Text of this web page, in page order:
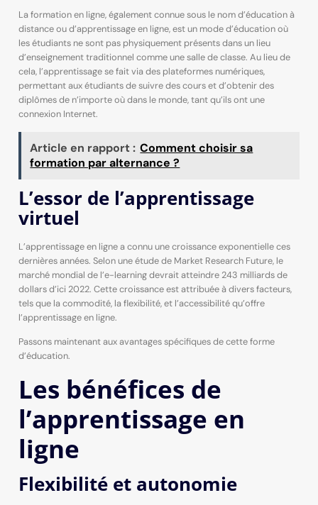
La formation en ligne, également connue sous le nom d’éducation à
distance ou d’apprentissage en ligne, est un mode d’éducation où
les étudiants ne sont pas physiquement présents dans un lieu
d’enseignement traditionnel comme une salle de classe. Au lieu de
cela, l’apprentissage se fait via des plateformes numériques,
permettant aux étudiants de suivre des cours et d’obtenir des
diplômes de n’importe où dans le monde, tant qu’ils ont une
connexion Internet.
Article en rapport : Comment choisir sa
formation par alternance ?
L’essor de l’apprentissage
virtuel
L’apprentissage en ligne a connu une croissance exponentielle ces
dernières années. Selon une étude de Market Research Future, le
marché mondial de l’e-learning devrait atteindre 243 milliards de
dollars d’ici 2022. Cette croissance est attribuée à divers facteurs,
tels que la commodité, la flexibilité, et l’accessibilité qu’offre
l’apprentissage en ligne.
Passons maintenant aux avantages spécifiques de cette forme
d’éducation.
Les bénéfices de
l’apprentissage en
ligne
Flexibilité et autonomie